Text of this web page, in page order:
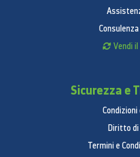
Vendi
Sicurezza e
Diritto
Termini e